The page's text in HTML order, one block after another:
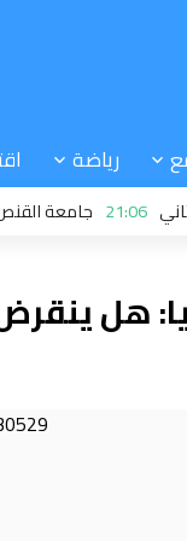
رياضة
جامعة القنص:
هل